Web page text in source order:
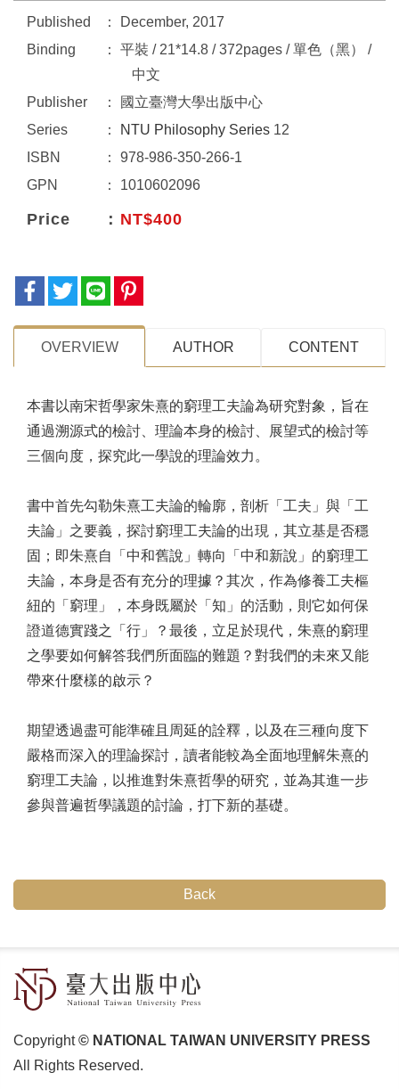
Published
December, 2017
Binding
平裝 / 21*14.8 / 372pages / 單色（黑） /
中文
Publisher
國立臺灣大學出版中心
Series
NTU Philosophy Series 12
ISBN
978-986-350-266-1
GPN
1010602096
Price NT$400
OVERVIEW AUTHOR CONTENT
本書以南宋哲學家朱熹的窮理工夫論為研究對象，旨在
通過溯源式的檢討、理論本身的檢討、展望式的檢討等
三個向度，探究此一學說的理論效力。
書中首先勾勒朱熹工夫論的輪廓，剖析「工夫」與「工
夫論」之要義，探討窮理工夫論的出現，其立基是否穩
固；即朱熹自「中和舊說」轉向「中和新說」的窮理工
夫論，本身是否有充分的理據？其次，作為修養工夫樞
紐的「窮理」，本身既屬於「知」的活動，則它如何保
證道德實踐之「行」？最後，立足於現代，朱熹的窮理
之學要如何解答我們所面臨的難題？對我們的未來又能
帶來什麼樣的啟示？
期望透過盡可能準確且周延的詮釋，以及在三種向度下
嚴格而深入的理論探討，讀者能較為全面地理解朱熹的
窮理工夫論，以推進對朱熹哲學的研究，並為其進一步
參與普遍哲學議題的討論，打下新的基礎。
Back
Copyright© NATIONAL TAIWAN UNIVERSITY PRESS
All Rights Reserved.